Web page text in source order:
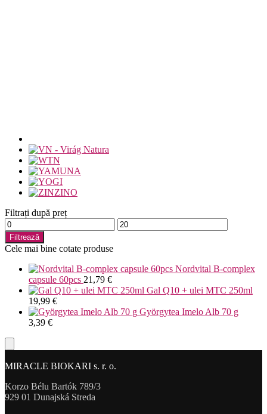
Filtrați după preț
Preț
minim
Preț
maxim
Filtrează
Cele mai bine cotate produse
Nordvital B-complex
capsule 60pcs 21,79 €
Gal Q10 + ulei MTC 250ml
19,99 €
Györgytea Imelo Alb 70 g
3,39 €
MIRACLE BIOKARI s. r. o.
Korzo Bélu Bartók 789/3
929 01 Dunajská Streda